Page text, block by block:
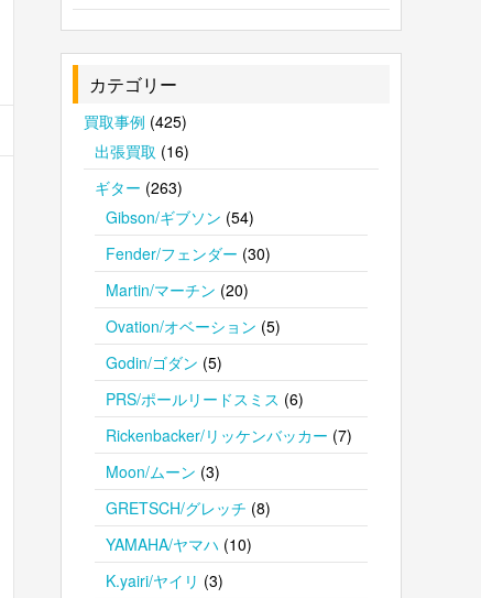
カテゴリー
買取事例 (425)
出張買取 (16)
ギター (263)
Gibson/ギブソン (54)
Fender/フェンダー (30)
Martin/マーチン (20)
Ovation/オベーション (5)
Godin/ゴダン (5)
PRS/ポールリードスミス (6)
Rickenbacker/リッケンバッカー (7)
Moon/ムーン (3)
GRETSCH/グレッチ (8)
YAMAHA/ヤマハ (10)
K.yairi/ヤイリ (3)